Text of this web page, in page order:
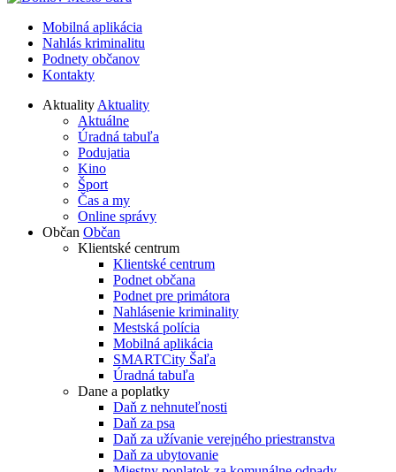
Mobilná aplikácia
Nahlás kriminalitu
Podnety občanov
Kontakty
AktualityAktuality
Aktuálne
Úradná tabuľa
Podujatia
Kino
Šport
Čas a my
Online správy
Občan Občan
Klientské centrum
Klientské centrum
Podnet občana
Podnet pre primátora
Nahlásenie kriminality
Mestská polícia
Mobilná aplikácia
SMARTCity Šaľa
Úradná tabuľa
Dane a poplatky
Daň z nehnuteľnosti
Daň za psa
Daň za užívanie verejného priestranstva
Daň za ubytovanie